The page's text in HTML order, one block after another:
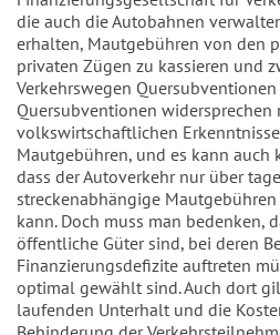
die auch die Autobahnen
erhalten, Mautgebühren von den
privaten Zügen zu kassieren und
Verkehrswegen
Quersubventionen
volkswirtschaftlichen
Mautgebühren, und es kann auch
dass der Autoverkehr nur über
streckenabhängige
kann. Doch muss man bedenken,
öffentliche Güter sind, bei deren
Finanzierungsdefizite auftreten
optimal gewählt sind. Auch dort
laufenden Unterhalt und die